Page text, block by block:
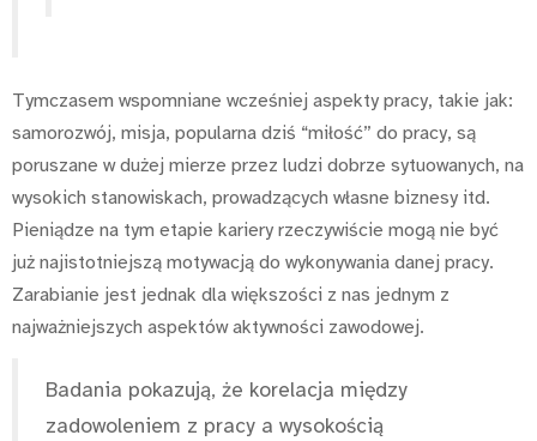
Tymczasem wspomniane wcześniej aspekty pracy, takie jak:
samorozwój, misja, popularna dziś “miłość” do pracy, są
poruszane w dużej mierze przez ludzi dobrze sytuowanych, na
wysokich stanowiskach, prowadzących własne biznesy itd.
Pieniądze na tym etapie kariery rzeczywiście mogą nie być
już najistotniejszą motywacją do wykonywania danej pracy.
Zarabianie jest jednak dla większości z nas jednym z
najważniejszych aspektów aktywności zawodowej.
Badania pokazują, że korelacja między
zadowoleniem z pracy a wysokością